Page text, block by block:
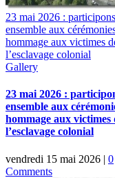
23 mai 2026 : participons
ensemble aux
hommage aux victimes
l’esclavage colonial
Gallery
23 mai 2026 :
ensemble aux
hommage aux victimes
l’esclavage colonial
vendredi 15 mai 2026 | 0
Comments